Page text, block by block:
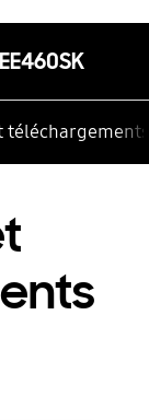
téléchargements